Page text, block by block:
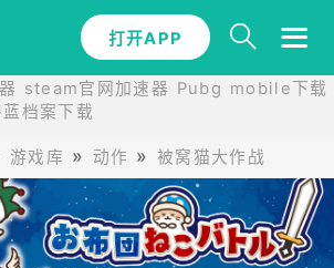
打开APP
steam官网加速器 Pubg mobile下载
蓝档案下载
游戏库 动作 被窝猫大作战
打开APP